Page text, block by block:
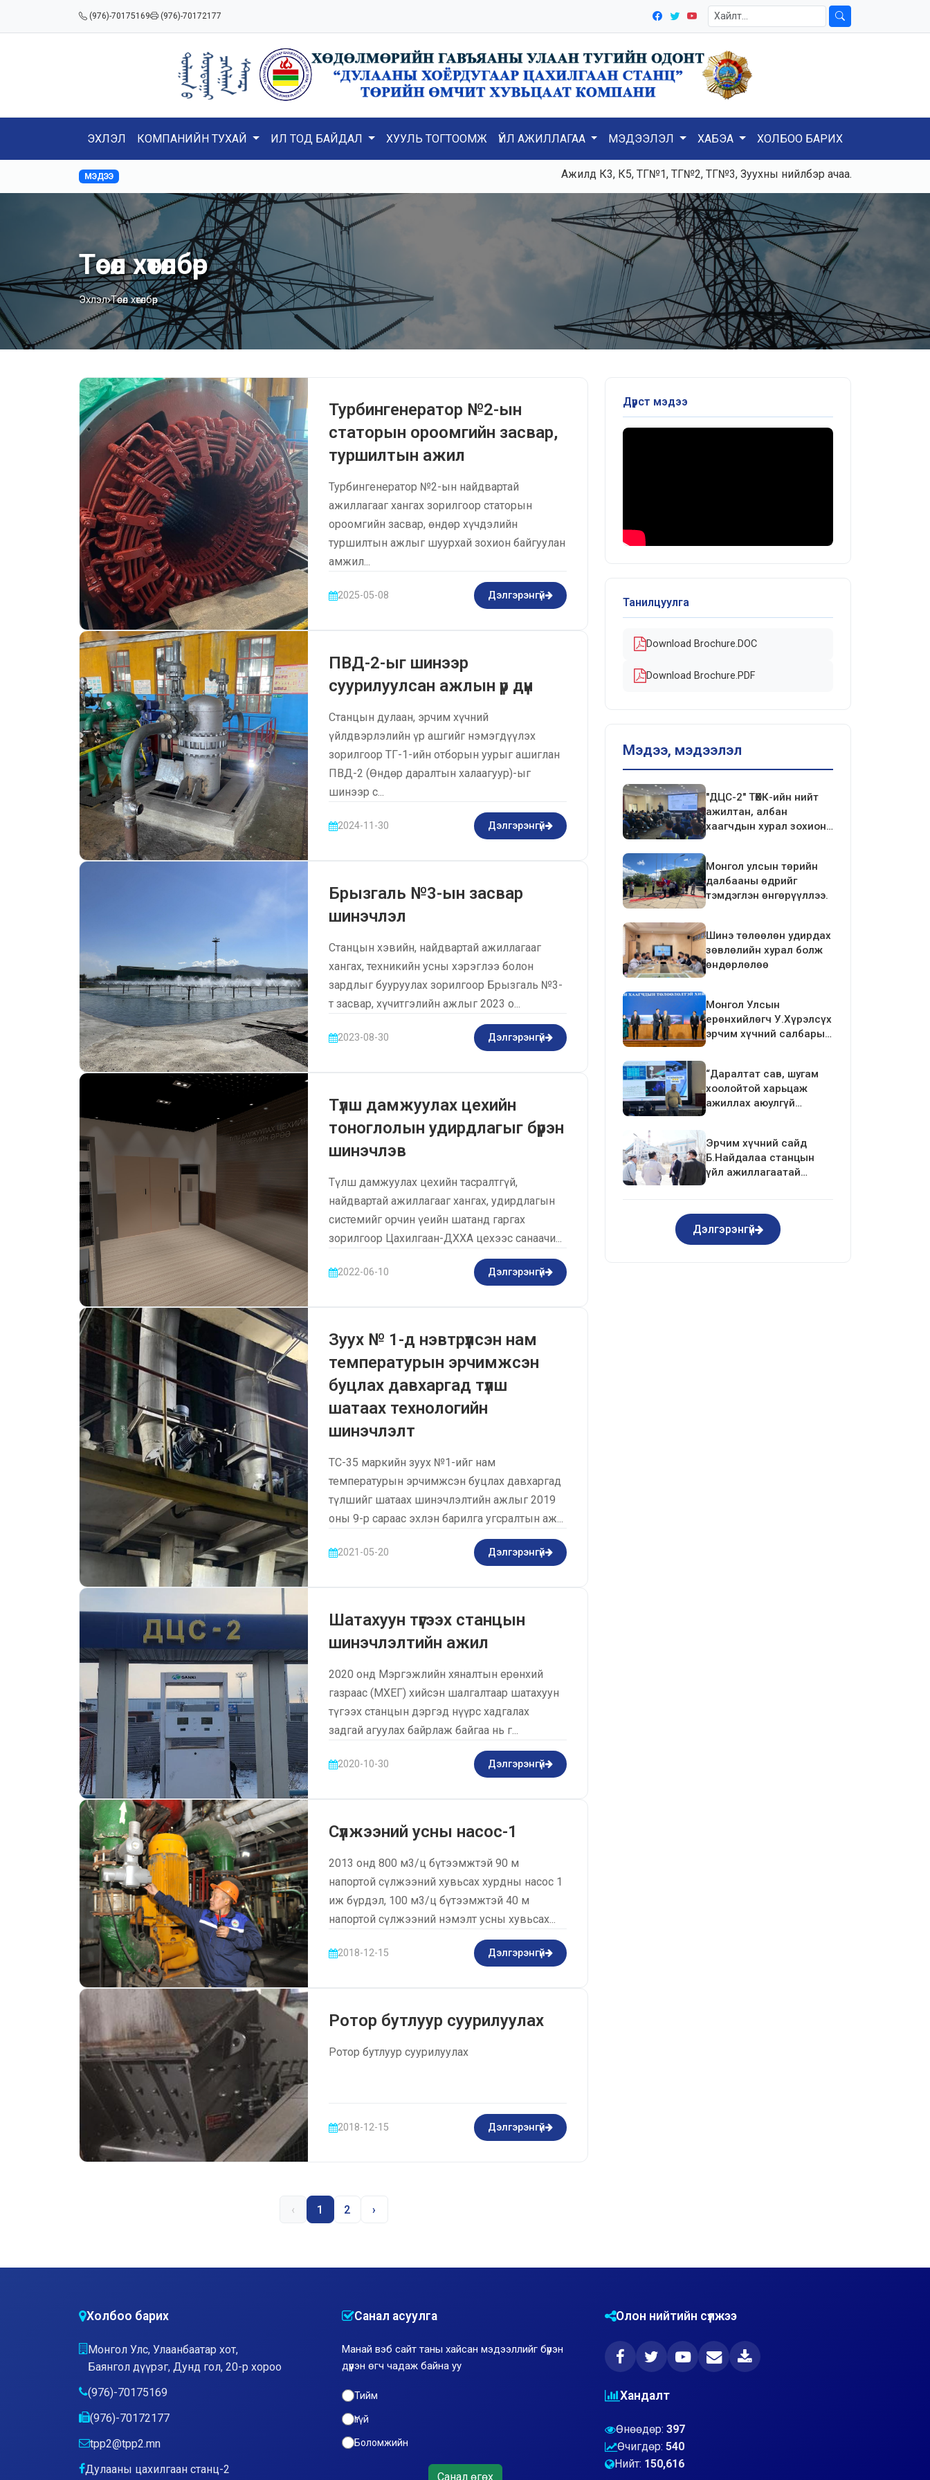
(976)-70175169 (976)-70172177
ЭХЛЭЛ КОМПАНИЙН ТУХАЙ ИЛ ТОД БАЙДАЛ ХУУЛЬ ТОГТООМЖ ҮЙЛ АЖИЛЛАГАА МЭДЭЭЛЭЛ ХАБЭА ХОЛБОО БАРИХ
МЭДЭЭ Ажилд К3, К5, ТГ№1, ТГ№2, ТГ№3, Зуухны нийлбэр ачаалал 120-125тн/ц,
Төсөл хөтөлбөр
Эхлэл Төсөл хөтөлбөр
Турбингенератор №2-ын
статорын ороомгийн засвар,
туршилтын ажил
Турбингенератор №2-ын найдвартай
ажиллагааг хангах зорилгоор статорын
ороомгийн засвар, өндөр хүчдэлийн
туршилтын ажлыг шуурхай зохион байгуулан
амжил...
2025-05-08 Дэлгэрэнгүй
ПВД-2-ыг шинээр
суурилуулсан ажлын үр дүн
Станцын дулаан, эрчим хүчний
үйлдвэрлэлийн үр ашгийг нэмэгдүүлэх
зорилгоор ТГ-1-ийн отборын уурыг ашиглан
ПВД-2 (Өндөр даралтын халаагуур)-ыг
шинээр с...
2024-11-30 Дэлгэрэнгүй
Брызгаль №3-ын засвар
шинэчлэл
Станцын хэвийн, найдвартай ажиллагааг
хангах, техникийн усны хэрэглээ болон
зардлыг бууруулах зорилгоор Брызгаль №3-
т засвар, хүчитгэлийн ажлыг 2023 о...
2023-08-30 Дэлгэрэнгүй
Түлш дамжуулах цехийн
тоноглолын удирдлагыг бүрэн
шинэчлэв
Түлш дамжуулах цехийн тасралтгүй,
найдвартай ажиллагааг хангах, удирдлагын
системийг орчин үеийн шатанд гаргах
зорилгоор Цахилгаан-ДХХА цехээс санаачи...
2022-06-10 Дэлгэрэнгүй
Зуух № 1-д нэвтрүүлсэн нам
температурын эрчимжсэн
буцлах давхаргад түлш
шатаах технологийн
шинэчлэлт
ТС-35 маркийн зуух №1-ийг нам
температурын эрчимжсэн буцлах давхаргад
түлшийг шатаах шинэчлэлтийн ажлыг 2019
оны 9-р сараас эхлэн барилга угсралтын аж...
2021-05-20 Дэлгэрэнгүй
Шатахуун түгээх станцын
шинэчлэлтийн ажил
2020 онд Мэргэжлийн хяналтын ерөнхий
газраас (МХЕГ) хийсэн шалгалтаар шатахуун
түгээх станцын дэргэд нүүрс хадгалах
задгай агуулах байрлаж байгаа нь г...
2020-10-30 Дэлгэрэнгүй
Сүлжээний усны насос-1
2013 онд 800 м3/ц бүтээмжтэй 90 м
напортой сүлжээний хувьсах хурдны насос 1
иж бүрдэл, 100 м3/ц бүтээмжтэй 40 м
напортой сүлжээний нэмэлт усны хувьсах...
2018-12-15 Дэлгэрэнгүй
Ротор бутлуур суурилуулах
Ротор бутлуур суурилуулах
2018-12-15 Дэлгэрэнгүй
‹ 1 2 ›
Дүрст мэдээ
Танилцуулга
Download Brochure.DOC
Download Brochure.PDF
Мэдээ, мэдээлэл
"ДЦС-2" ТӨХК-ийн нийт
ажилтан, албан
хаагчдын хурал зохион
Монгол улсын төрийн
далбааны өдрийг
тэмдэглэн өнгөрүүллээ.
Шинэ төлөөлөн удирдах
зөвлөлийн хурал болж
өндөрлөлөө
Монгол Улсын
ерөнхийлөгч У.Хүрэлсүх
эрчим хүчний салбарын
уулзалт хийлээ
“Даралтат сав, шугам
хоолойтой харьцаж
ажиллах аюулгүй
байгуулав.
Эрчим хүчний сайд
Б.Найдалаа станцын
үйл ажиллагаатай
Дэлгэрэнгүй
Холбоо барих
Монгол Улс, Улаанбаатар хот,
Баянгол дүүрэг, Дунд гол, 20-р хороо
(976)-70175169
(976)-70172177
tpp2@tpp2.mn
Дулааны цахилгаан станц-2
Санал асуулга
Манай вэб сайт таны хайсан мэдээллийг бүрэн
дүүрэн өгч чадаж байна уу
Тийм
Үгүй
Боломжийн
Санал өгөх
Олон нийтийн сүлжээ
Хандалт
Өнөөдөр: 397
Өчигдөр: 540
Нийт: 150,616